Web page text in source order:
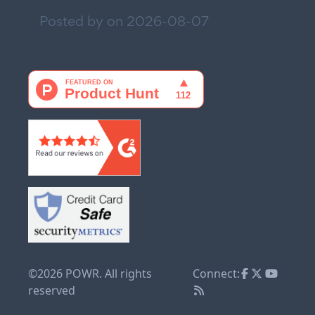
Posted by on 2026-08-07
©2026 POWR. All rights
reserved
Connect: